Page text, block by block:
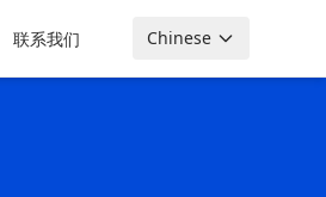
联系我们 Chinese